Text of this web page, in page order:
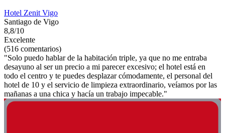
Hotel Zenit Vigo
Santiago de Vigo
8,8/10
Excelente
(516 comentarios)
"Solo puedo hablar de la habitación triple, ya que no me entraba
desayuno al ser un precio a mi parecer excesivo; el hotel está en
todo el centro y te puedes desplazar cómodamente, el personal del
hotel de 10 y el servicio de limpieza extraordinario, veíamos por las
mañanas a una chica y hacía un trabajo impecable."